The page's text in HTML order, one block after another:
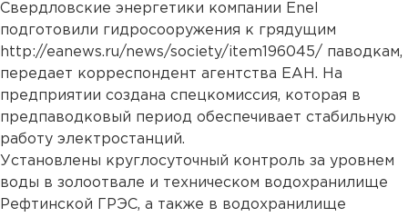
Свердловские энергетики компании Enel
подготовили гидросооружения к грядущим
http://eanews.ru/news/society/item196045/ паводкам,
передает корреспондент агентства ЕАН. На
предприятии создана спецкомиссия, которая в
предпаводковый период обеспечивает стабильную
работу электростанций.
Установлены круглосуточный контроль за уровнем
воды в золоотвале и техническом водохранилище
Рефтинской ГРЭС, а также в водохранилище